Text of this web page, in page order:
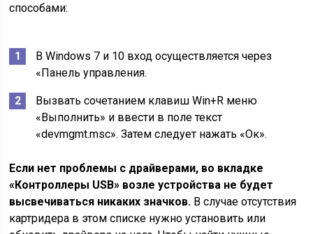
способами:
В Windows 7 и 10 вход осуществляется через
«Панель управления.
Вызвать сочетанием клавиш Win+R меню
«Выполнить» и ввести в поле текст
«devmgmt.msc». Затем следует нажать «Ок».
Если нет проблемы с драйверами, во вкладке
«Контроллеры USB» возле устройства не будет
высвечиваться никаких значков. В случае отсутствия
картридера в этом списке нужно установить или